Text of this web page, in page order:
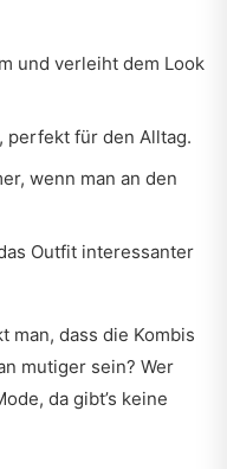
und verleiht dem Look
perfekt für den Alltag.
wenn man an den
Outfit interessanter
man, dass die Kombis
mutiger sein? Wer
da gibt’s keine